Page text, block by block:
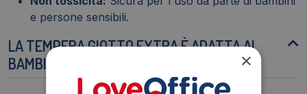
e persone sensibili.
LA TEMPERA GIOTTO EXTRA È ADATTA AI
BAMBINI?
×